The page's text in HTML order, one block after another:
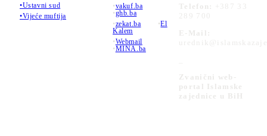
•Ustavni sud
•Vijeće muftija
•vakuf.ba
•ghb.ba
•zekat.ba •El
Kalem
•Webmail
•MINA.ba
Telefon:
+387 33
289 700
E-Mail:
Zvanični web-
portal Islamske
zajednice u BiH